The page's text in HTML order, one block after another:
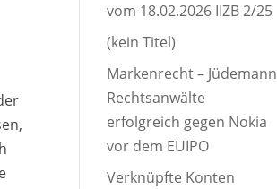
vom 18.02.2026 IIZB 2/25
(kein Titel)
Markenrecht – Jüdemann
Rechtsanwälte
erfolgreich gegen Nokia
vor dem EUIPO
Verknüpfte Konten